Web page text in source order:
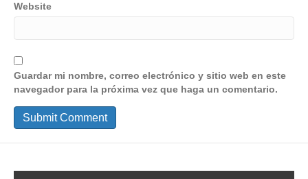
Website
Guardar mi nombre, correo electrónico y sitio web en este
navegador para la próxima vez que haga un comentario.